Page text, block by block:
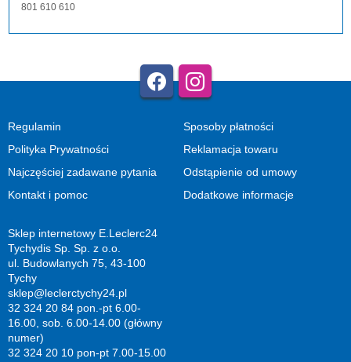
801 610 610
Regulamin
Polityka Prywatności
Najczęściej zadawane pytania
Kontakt i pomoc
Sposoby płatności
Reklamacja towaru
Odstąpienie od umowy
Dodatkowe informacje
Sklep internetowy E.Leclerc24
Tychydis Sp. Sp. z o.o.
ul. Budowlanych 75, 43-100
Tychy
sklep@leclerctychy24.pl
32 324 20 84 pon.-pt 6.00-
16.00, sob. 6.00-14.00 (główny
numer)
32 324 20 10 pon-pt 7.00-15.00